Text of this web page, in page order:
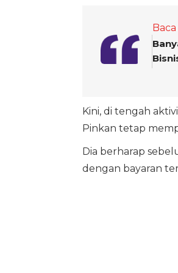
Kini, di tengah
Pinkan tetap
Dia berharap
dengan bayaran